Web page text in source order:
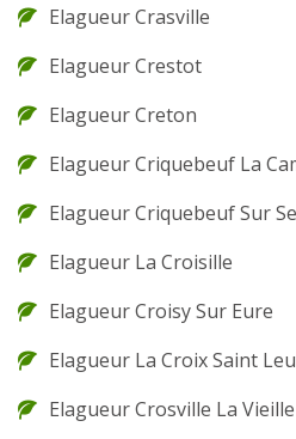
Elagueur Crasville
Elagueur Crestot
Elagueur Creton
Elagueur Criquebeuf La
Elagueur Criquebeuf Sur
Elagueur La Croisille
Elagueur Croisy Sur Eure
Elagueur La Croix Saint
Elagueur Crosville La Vieille